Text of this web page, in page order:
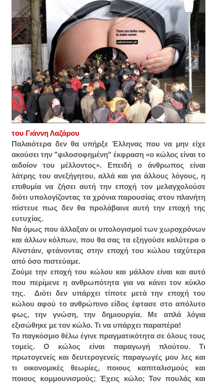
του Γιάννη Λαζάρου
Παλαιότερα δεν θα υπήρξε Έλληνας που να μην είχε
ακούσει την "φιλοσοφημένη" έκφραση «ο κώλος είναι το
αιδοίον του μέλλοντος». Επειδή ο άνθρωπος είναι
λάτρης του ανεξήγητου, αλλά και για άλλους λόγους, η
επιθυμία να ζήσει αυτή την εποχή τον μελαγχολούσε
διότι υπολογίζοντας τα χρόνια παρουσίας στον πλανήτη
πίστευε πως δεν θα προλάβαινε αυτή την εποχή της
ευτυχίας.
Να όμως που άλλαξαν οι υπολογισμοί των χωροχρόνων
και άλλων κόλπων, που θα σας τα εξηγούσε καλύτερα ο
Αϊνστάιν, φτάνοντας στην εποχή του κώλου ταχύτερα
από όσο πιστεύαμε.
Ζούμε την εποχή του κώλου και μάλλον είναι και αυτό
που περίμενε η ανθρωπότητα για να κάνει τον κύκλο
της. Διότι δεν υπάρχει τίποτε μετά την εποχή του
κώλου αφού το ανθρώπινο είδος έφτασε στο απόλυτο
φως, την γνώση, την δημιουργία. Με απλά λόγια
εξισώθηκε με τον κώλο. Τι να υπάρχει παραπέρα!
Το παγκόσμιο θέλω έγινε πραγματικότητα σε όλους τους
τομείς. Ο κώλος είναι παραγωγή πλούτου. Τι
πρωτογενείς και δευτερογενείς παραγωγές μου λες και
τι οικονομικές θεωρίες, ποιους καπιταλισμούς και
ποιους κομμουνισμούς; Έχεις κώλο; Τον πουλάς και